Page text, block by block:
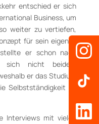
entschied er sich
Business, um
weiter zu vertiefen,
für sein eigenes
er schon nach
nicht beidem
er das Studium
Selbstständigkeit zu
Interviews mit vielen